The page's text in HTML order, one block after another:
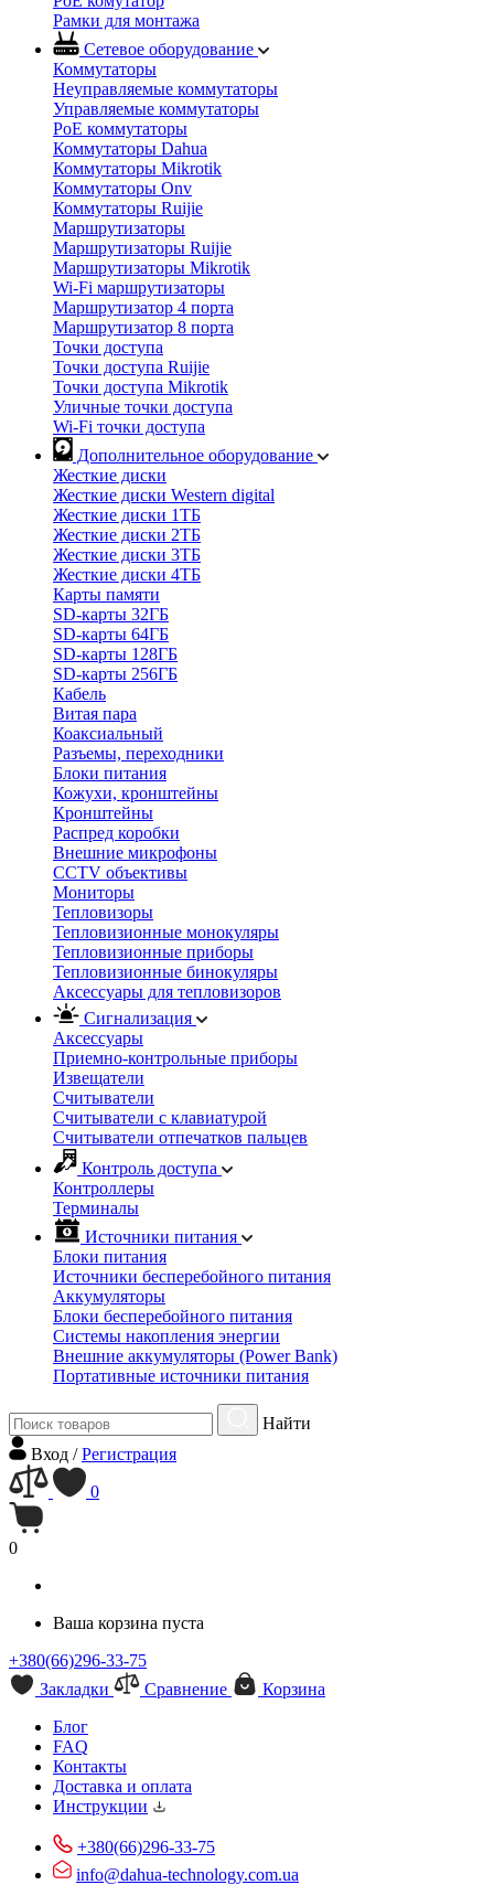
Рамки для монтажа
Сетевое оборудование
Коммутаторы
Неуправляемые коммутаторы
Управляемые коммутаторы
PoE коммутаторы
Коммутаторы Dahua
Коммутаторы Mikrotik
Коммутаторы Onv
Коммутаторы Ruijie
Маршрутизаторы
Маршрутизаторы Ruijie
Маршрутизаторы Mikrotik
Wi-Fi маршрутизаторы
Маршрутизатор 4 порта
Маршрутизатор 8 порта
Точки доступа
Точки доступа Ruijie
Точки доступа Mikrotik
Уличные точки доступа
Wi-Fi точки доступа
Дополнительное оборудование
Жесткие диски
Жесткие диски Western digital
Жесткие диски 1ТБ
Жесткие диски 2ТБ
Жесткие диски 3ТБ
Жесткие диски 4ТБ
Карты памяти
SD-карты 32ГБ
SD-карты 64ГБ
SD-карты 128ГБ
SD-карты 256ГБ
Кабель
Витая пара
Коаксиальный
Разъемы, переходники
Блоки питания
Кожухи, кронштейны
Кронштейны
Распред коробки
Внешние микрофоны
CCTV объективы
Мониторы
Тепловизоры
Тепловизионные монокуляры
Тепловизионные приборы
Тепловизионные бинокуляры
Аксессуары для тепловизоров
Сигнализация
Аксессуары
Приемно-контрольные приборы
Извещатели
Считыватели
Cчитыватели с клавиатурой
Cчитыватели отпечатков пальцев
Контроль доступа
Контроллеры
Терминалы
Источники питания
Блоки питания
Источники бесперебойного питания
Аккумуляторы
Блоки бесперебойного питания
Системы накопления энергии
Внешние аккумуляторы (Power Bank)
Портативные источники питания
Найти
Вход /Регистрация
0
0
Ваша корзина пуста
+380(66)296-33-75
Закладки
Сравнение
Корзина
Блог
FAQ
Контакты
Доставка и оплата
Инструкции
+380(66)296-33-75
info@dahua-technology.com.ua